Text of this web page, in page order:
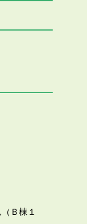
Ｂ棟１